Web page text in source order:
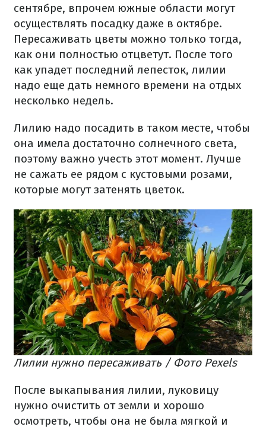
сентябре, впрочем южные области могут
осуществлять посадку даже в октябре.
Пересаживать цветы можно только тогда,
как они полностью отцветут. После того
как упадет последний лепесток, лилии
надо еще дать немного времени на отдых
несколько недель.
Лилию надо посадить в таком месте, чтобы
она имела достаточно солнечного света,
поэтому важно учесть этот момент. Лучше
не сажать ее рядом с кустовыми розами,
которые могут затенять цветок.
Лилии нужно пересаживать / Фото Pexels
После выкапывания лилии, луковицу
нужно очистить от земли и хорошо
осмотреть, чтобы она не была мягкой и